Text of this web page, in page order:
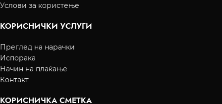
Услови за користење
КОРИСНИЧКИ УСЛУГИ
Преглед на нарачки
Испорака
Начин на плаќање
Контакт
КОРИСНИЧКА СМЕТКА